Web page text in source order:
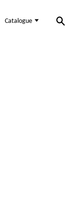
Catalogue